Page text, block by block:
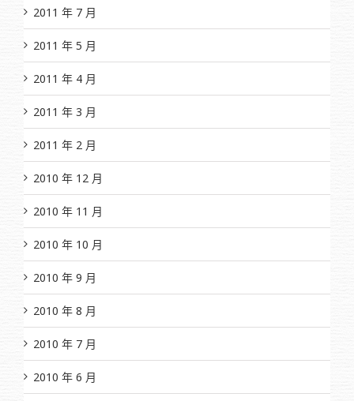
2011 年 7 月
2011 年 5 月
2011 年 4 月
2011 年 3 月
2011 年 2 月
2010 年 12 月
2010 年 11 月
2010 年 10 月
2010 年 9 月
2010 年 8 月
2010 年 7 月
2010 年 6 月